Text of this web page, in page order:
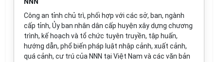
Công an tỉnh chủ trì, phối hợp với các sở, ban, ngành
cấp tỉnh, Ủy ban nhân dân cấp huyện xây dựng chương
trình, kế hoạch và tổ chức tuyên truyền, tập huấn,
hướng dẫn, phổ biến pháp luật nhập cảnh, xuất cảnh,
quá cảnh, cư trú của NNN tại Việt Nam và các văn bản